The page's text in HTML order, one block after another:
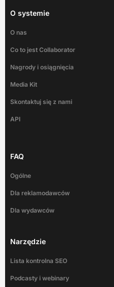
O systemie
O nas
Co to jest Collaborator
Nagrody i osiągnięcia
Media Kit
Skontaktuj się z nami
API
FAQ
Ogólne
Dla reklamodawców
Dla wydawców
Narzędzie
Lista kontrolna SEO
Podcasty i webinary